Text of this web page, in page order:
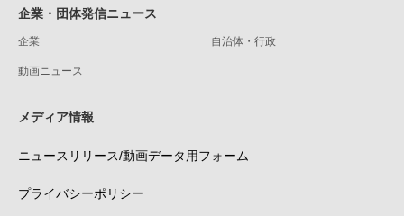
企業・団体発信ニュース
企業 自治体・行政
動画ニュース
メディア情報
ニュースリリース/動画データ用フォーム
プライバシーポリシー